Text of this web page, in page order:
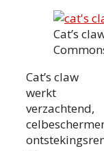
Cat’s
Cat’s claw
werkt
verzachtend,